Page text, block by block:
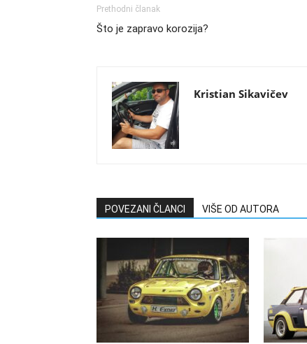
Prethodni članak
Što je zapravo korozija?
Kristian Sikavičev
POVEZANI ČLANCI VIŠE OD AUTORA